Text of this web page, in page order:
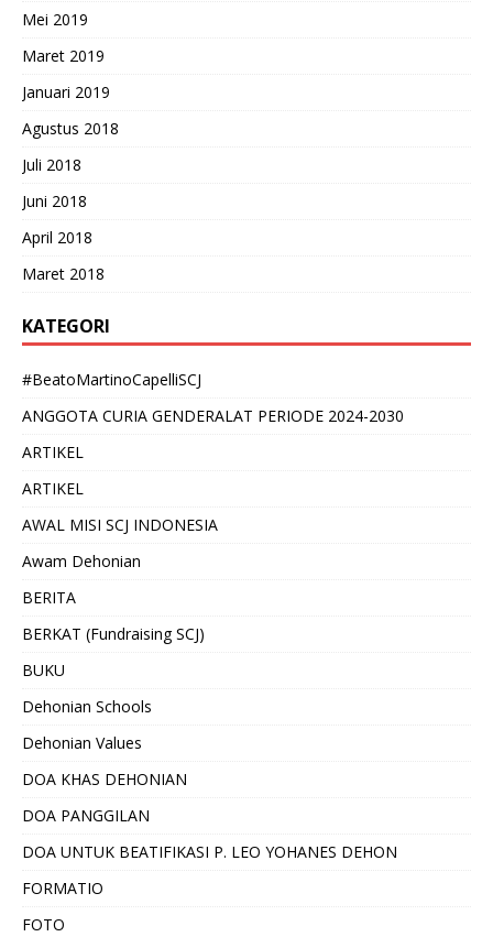
Mei 2019
Maret 2019
Januari 2019
Agustus 2018
Juli 2018
Juni 2018
April 2018
Maret 2018
KATEGORI
#BeatoMartinoCapelliSCJ
ANGGOTA CURIA GENDERALAT PERIODE 2024-2030
ARTIKEL
ARTIKEL
AWAL MISI SCJ INDONESIA
Awam Dehonian
BERITA
BERKAT (Fundraising SCJ)
BUKU
Dehonian Schools
Dehonian Values
DOA KHAS DEHONIAN
DOA PANGGILAN
DOA UNTUK BEATIFIKASI P. LEO YOHANES DEHON
FORMATIO
FOTO